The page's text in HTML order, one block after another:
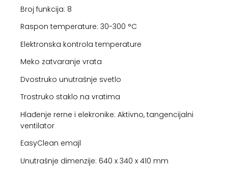
Broj funkcija: 8
Raspon temperature: 30-300 °C
Elektronska kontrola temperature
Meko zatvaranje vrata
Dvostruko unutrašnje svetlo
Trostruko staklo na vratima
Hlađenje rerne i elekronike: Aktivno, tangencijalni
ventilator
EasyClean emajl
Unutrašnje dimenzije: 640 x 340 x 410 mm